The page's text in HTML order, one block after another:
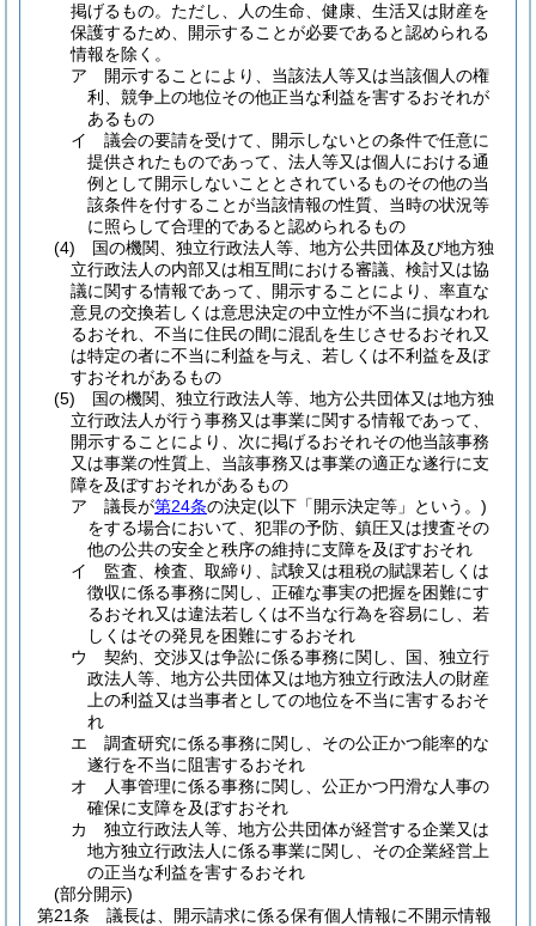
掲げるもの。 ただし、人の生命、健康、生活又は財産を
保護するため、開示することが必要であると認められる
情報を除く。
ア
開示することにより、当該法人等又は当該個人の権
利、競争上の地位その他正当な利益を害するおそれが
あるもの
イ
議会の要請を受けて、開示しないとの条件で任意に
提供されたものであって、法人等又は個人における通
例として開示しないこととされているものその他の当
該条件を付することが当該情報の性質、当時の状況等
に照らして合理的であると認められるもの
(4)
国の機関、独立行政法人等、地方公共団体及び地方独
立行政法人の内部又は相互間における審議、検討又は協
議に関する情報であって、開示することにより、率直な
意見の交換若しくは意思決定の中立性が不当に損なわれ
るおそれ、不当に住民の間に混乱を生じさせるおそれ又
は特定の者に不当に利益を与え、若しくは不利益を及ぼ
すおそれがあるもの
(5)
国の機関、独立行政法人等、地方公共団体又は地方独
立行政法人が行う事務又は事業に関する情報であって、
開示することにより、次に掲げるおそれその他当該事務
又は事業の性質上、当該事務又は事業の適正な遂行に支
障を及ぼすおそれがあるもの
ア
議長が第24条の決定(以下「開示決定等」という。)
をする場合において、犯罪の予防、鎮圧又は捜査その
他の公共の安全と秩序の維持に支障を及ぼすおそれ
イ
監査、検査、取締り、試験又は租税の賦課若しくは
徴収に係る事務に関し、正確な事実の把握を困難にす
るおそれ又は違法若しくは不当な行為を容易にし、若
しくはその発見を困難にするおそれ
ウ
契約、交渉又は争訟に係る事務に関し、国、独立行
政法人等、地方公共団体又は地方独立行政法人の財産
上の利益又は当事者としての地位を不当に害するおそ
れ
エ
調査研究に係る事務に関し、その公正かつ能率的な
遂行を不当に阻害するおそれ
オ
人事管理に係る事務に関し、公正かつ円滑な人事の
確保に支障を及ぼすおそれ
カ
独立行政法人等、地方公共団体が経営する企業又は
地方独立行政法人に係る事業に関し、その企業経営上
の正当な利益を害するおそれ
(部分開示)
第21条
議長は、開示請求に係る保有個人情報に不開示情報